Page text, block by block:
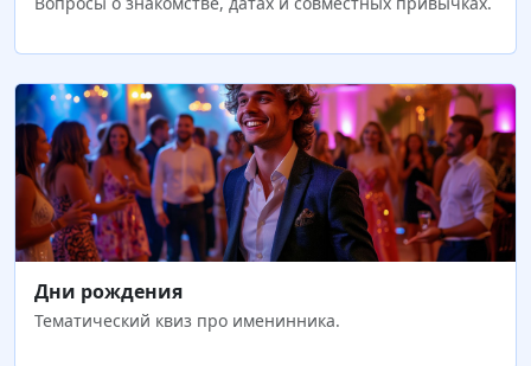
Дни рождения
Тематический квиз про именинника.